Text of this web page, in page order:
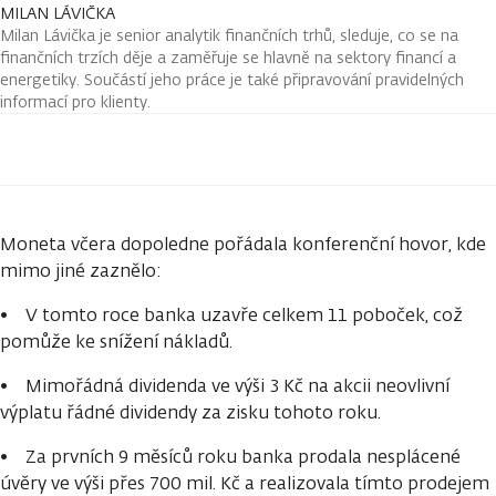
MILAN LÁVIČKA
Milan Lávička je senior analytik finančních trhů, sleduje, co se na
finančních trzích děje a zaměřuje se hlavně na sektory financí a
energetiky. Součástí jeho práce je také připravování pravidelných
informací pro klienty.
Moneta včera dopoledne pořádala konferenční hovor, kde
mimo jiné zaznělo:
• V tomto roce banka uzavře celkem 11 poboček, což
pomůže ke snížení nákladů.
• Mimořádná dividenda ve výši 3 Kč na akcii neovlivní
výplatu řádné dividendy za zisku tohoto roku.
• Za prvních 9 měsíců roku banka prodala nesplácené
úvěry ve výši přes 700 mil. Kč a realizovala tímto prodejem